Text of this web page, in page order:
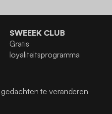
SWEEEK CLUB
Gratis
loyaliteitsprogramma
te veranderen